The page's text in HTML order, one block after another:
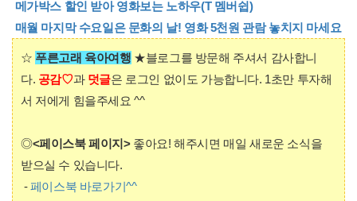
메가박스 할인 받아 영화보는 노하우(T 멤버쉽)
매월 마지막 수요일은 문화의 날! 영화 5천원 관람 놓치지 마세요
☆ 푸른고래 육아여행 ★블로그를 방문해 주셔서 감사합니
다. 공감♡과 덧글은 로그인 없이도 가능합니다. 1초만 투자해
서 저에게 힘을주세요 ^^
◎<페이스북 페이지>좋아요! 해주시면 매일 새로운 소식을
받으실 수 있습니다.
-페이스북 바로가기^^